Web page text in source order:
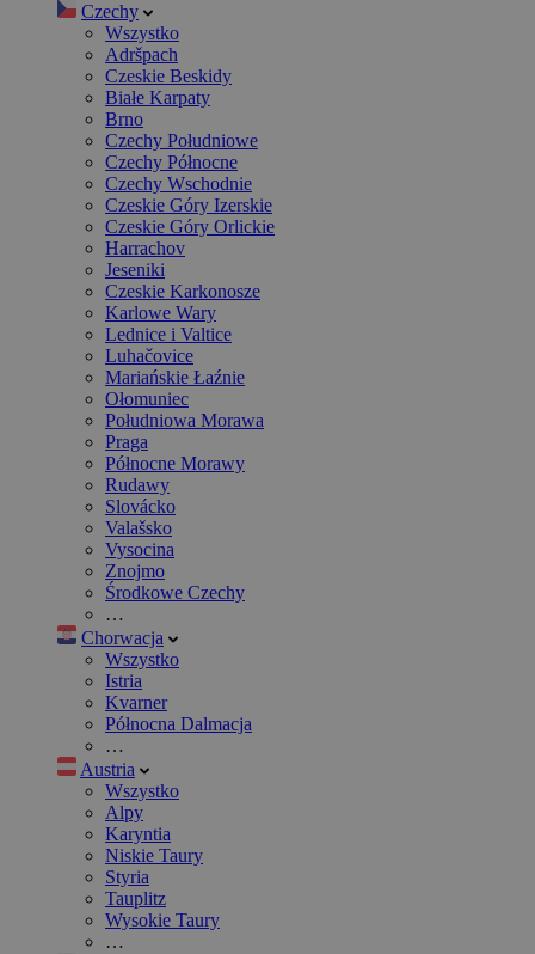
Czechy
Wszystko
Adršpach
Czeskie Beskidy
Białe Karpaty
Brno
Czechy Południowe
Czechy Północne
Czechy Wschodnie
Czeskie Góry Izerskie
Czeskie Góry Orlickie
Harrachov
Jeseniki
Czeskie Karkonosze
Karlowe Wary
Lednice i Valtice
Luhačovice
Mariańskie Łaźnie
Ołomuniec
Południowa Morawa
Praga
Północne Morawy
Rudawy
Slovácko
Valašsko
Vysocina
Znojmo
Środkowe Czechy
…
Chorwacja
Wszystko
Istria
Kvarner
Północna Dalmacja
…
Austria
Wszystko
Alpy
Karyntia
Niskie Taury
Styria
Tauplitz
Wysokie Taury
…